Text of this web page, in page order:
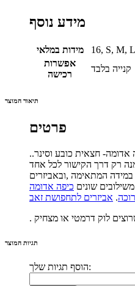
מידע נוסף
מידות במלאי
16, S, M,
אפשרות
רכישה
קנייה בלבד
תיאור המוצר
פרטים
אדומה- חצאית כובע וסינר..
רק דרך הקישור לכל אחד
במידה המתאימה ,ובאביזרים
שונים כיפה אדומה
. אביזרים לתחפושת זאב
תגיות המוצר
הוסף תגיות שלך: